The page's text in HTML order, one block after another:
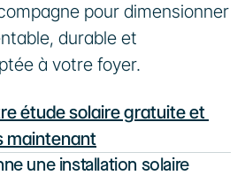
pour dimensionner
durable et
à votre foyer.
étude solaire gratuite et
maintenant
une installation solaire